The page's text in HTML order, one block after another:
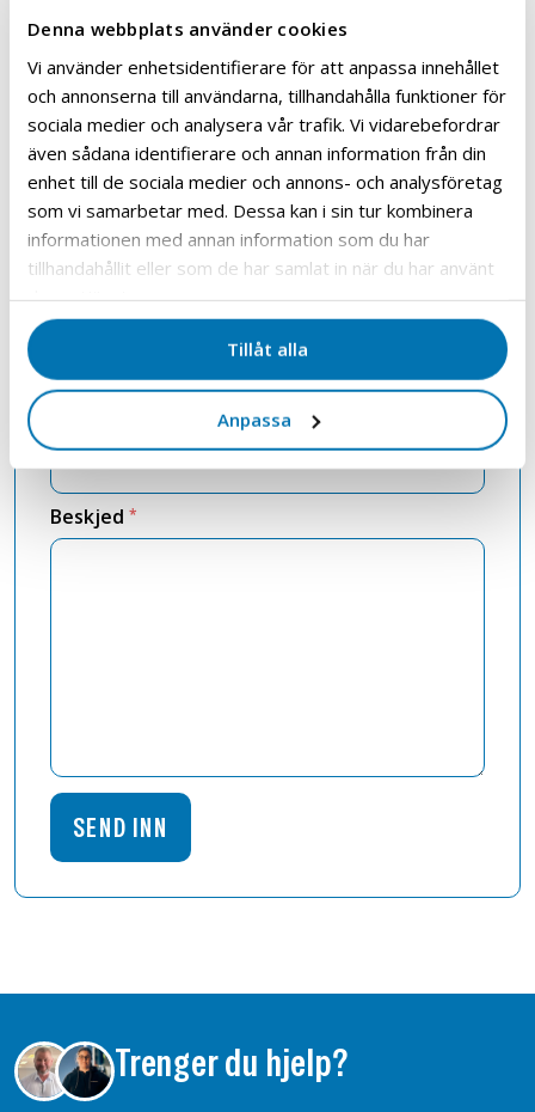
Denna webbplats använder cookies
Vi använder enhetsidentifierare för att anpassa innehållet
och annonserna till användarna, tillhandahålla funktioner för
sociala medier och analysera vår trafik. Vi vidarebefordrar
även sådana identifierare och annan information från din
enhet till de sociala medier och annons- och analysföretag
som vi samarbetar med. Dessa kan i sin tur kombinera
informationen med annan information som du har
tillhandahållit eller som de har samlat in när du har använt
deras tjänster.
Tillåt alla
Anpassa
Fyll ut dine kontaktopplysninger nedenfor, så
kontakter vi deg med rådgivning,
produktinformasjon og tilbudsforslag innen
kort tid.
Felter merket med * er obligatoriske
Navn*
Epost
Beskjed *
Trenger du hjelp?